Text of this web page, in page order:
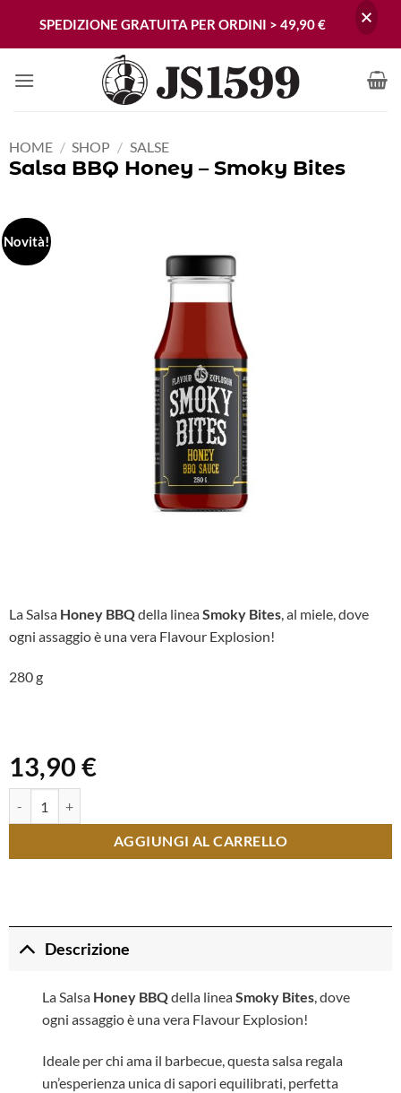
HOME / SHOP / SALSE
Salsa BBQ Honey – Smoky Bites
Novità!
La Salsa Honey BBQdella lineaSmoky Bites, al miele, dove
ogni assaggio è una vera Flavour Explosion!
280 g
13,90 €
AGGIUNGI AL CARRELLO
Descrizione
La Salsa Honey BBQdella lineaSmoky Bites, dove
ogni assaggio è una vera Flavour Explosion!
Ideale per chi ama il barbecue, questa salsa regala
un’esperienza unica di sapori equilibrati, perfetta
SPEDIZIONE GRATUITA PER ORDINI > 49,90 €